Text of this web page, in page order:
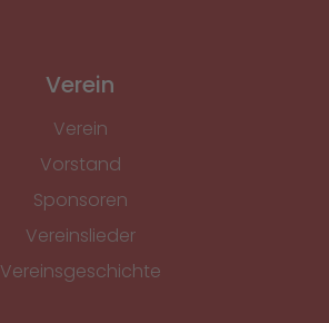
Verein
Verein
Vorstand
Sponsoren
Vereinslieder
Vereinsgeschichte